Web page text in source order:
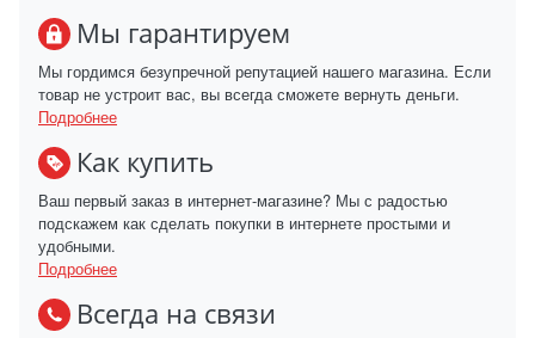
Мы гарантируем
Мы гордимся безупречной репутацией нашего магазина. Если
товар не устроит вас, вы всегда сможете вернуть деньги.
Подробнее
Как купить
Ваш первый заказ в интернет-магазине? Мы с радостью
подскажем как сделать покупки в интернете простыми и
удобными.
Подробнее
Всегда на связи